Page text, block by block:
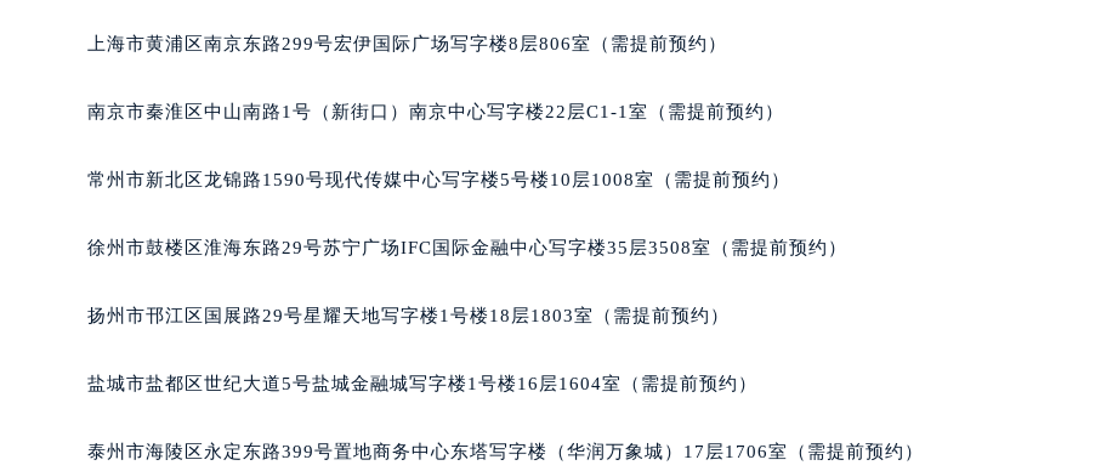
太原市迎泽区解放路15号亨得利名表服务中心（品牌授权店）3层整层（需提前预约）
沈阳市沈河区中街路83号亨得利名表服务中心（品牌授权店）1层整层（需提前预约）
温州市鹿城区锦绣路1067号置信广场10层1015室（需提前预约）
大连市中山区人民路15号国际金融大厦7层G室（需提前预约）
东莞市东城街道鸿福东路1号民盈国贸中心T1写字楼9层907室（需提前预约）
南通市崇川区工农路57号圆融广场写字楼16层1603室（需提前预约）
武汉市江汉区解放大道686号世界贸易大厦38层09室（需提前预约）
上海市黄浦区南京东路299号宏伊国际广场写字楼8层806室（需提前预约）
南京市秦淮区中山南路1号（新街口）南京中心写字楼22层C1-1室（需提前预约）
常州市新北区龙锦路1590号现代传媒中心写字楼5号楼10层1008室（需提前预约）
徐州市鼓楼区淮海东路29号苏宁广场IFC国际金融中心写字楼35层3508室（需提前预约）
扬州市邗江区国展路29号星耀天地写字楼1号楼18层1803室（需提前预约）
盐城市盐都区世纪大道5号盐城金融城写字楼1号楼16层1604室（需提前预约）
泰州市海陵区永定东路399号置地商务中心东塔写字楼（华润万象城）17层1706室（需提前预约）